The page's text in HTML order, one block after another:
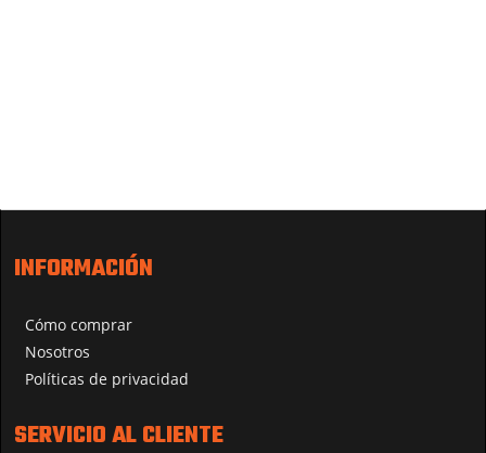
INFORMACIÓN
Cómo comprar
Nosotros
Políticas de privacidad
SERVICIO AL CLIENTE